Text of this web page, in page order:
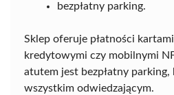
bezpłatny parking.
Sklep oferuje płatności
kredytowymi czy mobilnymi
atutem jest bezpłatny
wszystkim odwiedzającym.